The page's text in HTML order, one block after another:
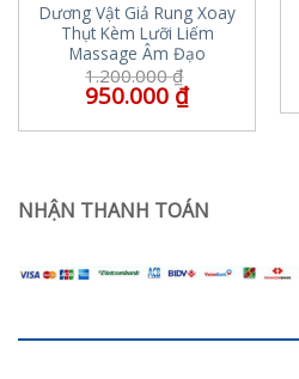
Dương Vật Giả Rung Xoay
Thụt Kèm Lưỡi Liếm
Massage Âm Đạo
1.200.000₫
950.000₫
NHẬN THANH TOÁN